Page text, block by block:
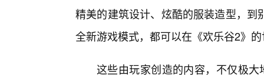
精美的建筑设计、炫酷的服装造型，
全新游戏模式，都可以在《欢乐谷2》
这些由玩家创造的内容，不仅极